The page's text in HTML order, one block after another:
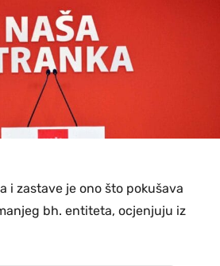
i zastave je ono što pokušava
bh. entiteta, ocjenjuju iz